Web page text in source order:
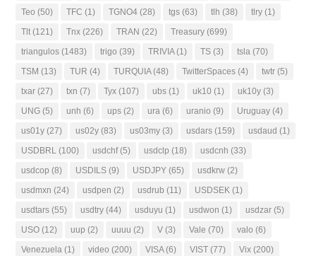
Teo (50) TFC (1) TGNO4 (28) tgs (63) tlh (38) tlry (1)
Tlt (121) Tnx (226) TRAN (22) Treasury (699)
triangulos (1483) trigo (39) TRIVIA(1) TS (3) tsla (70)
TSM (13) TUR (4) TURQUIA(48) TwitterSpaces (4) twtr (5)
txar (27) txn (7) Tyx (107) ubs (1) uk10 (1) uk10y (3)
UNG (5) unh (6) ups (2) ura (6) uranio (9) Uruguay (4)
us01y (27) us02y (83) us03my (3) usdars (159) usdaud (1)
USDBRL (100) usdchf(5) usdclp (18) usdcnh (33)
usdcop (8) USDILS (9) USDJPY (65) usdkrw (2)
usdmxn (24) usdpen (2) usdrub (11) USDSEK (1)
usdtars (55) usdtry (44) usduyu (1) usdwon (1) usdzar (5)
USO (12) uup (2) uuuu (2) V (3) Vale (70) valo (6)
Venezuela (1) video (200) VISA(6) VIST (77) Vix (200)